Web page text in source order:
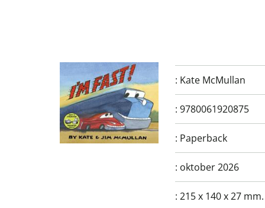
: Kate McMullan
: 9780061920875
: Paperback
: oktober 2026
: 215 x 140 x 27 mm.